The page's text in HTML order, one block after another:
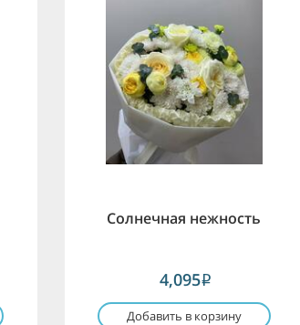
Солнечная нежность
4,095i
Добавить в корзину